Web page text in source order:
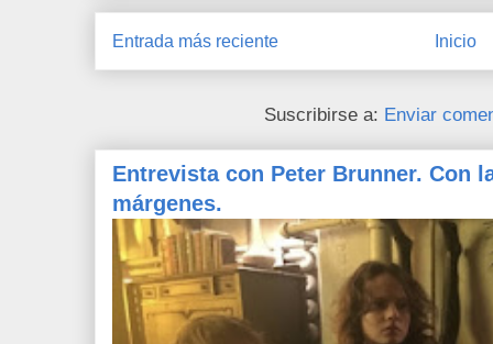
Entrada más reciente Inicio
Suscribirse a: Enviar
Entrevista con Peter Brunner. Con
márgenes.